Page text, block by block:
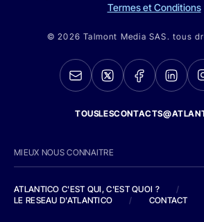
Termes et Conditions
© 2026 Talmont Media SAS. tous
MIEUX NOUS CONNAITRE
ATLANTICO C'EST QUI, C'EST QUOI ?
/
LE RESEAU D'ATLANTICO
/ CONTACT